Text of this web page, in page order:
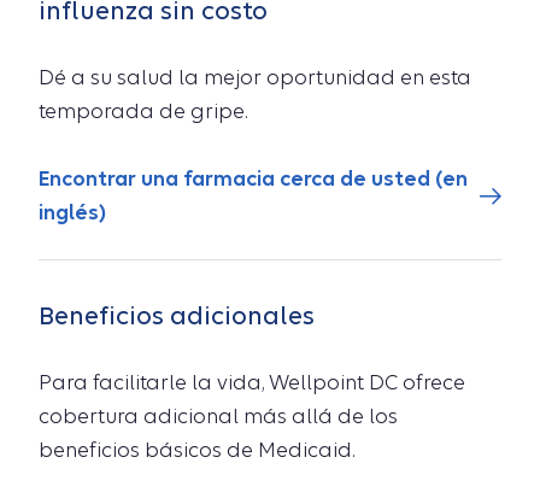
influenza sin costo
Dé a su salud la mejor oportunidad en esta
temporada de gripe.
Encontrar una farmacia cerca de usted (en
inglés)
Beneficios adicionales
Para facilitarle la vida, Wellpoint DC ofrece
cobertura adicional más allá de los
beneficios básicos de Medicaid.